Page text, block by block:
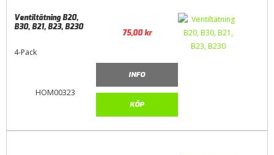
HOM00323
Ventiltätning B20,
B30, B21, B23, B230
4-Pack
75,00kr
INFO
KÖP